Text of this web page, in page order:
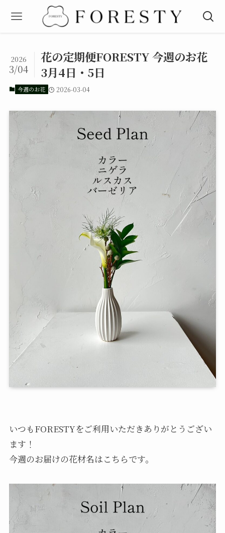
花の定期便FORESTY 今週のお花
3月4日・5日
2026
3/04
今週のお花 2026-03-04
いつもFORESTYをご利用いただきありがとうござい
ます！
今週のお届けの花材名はこちらです。